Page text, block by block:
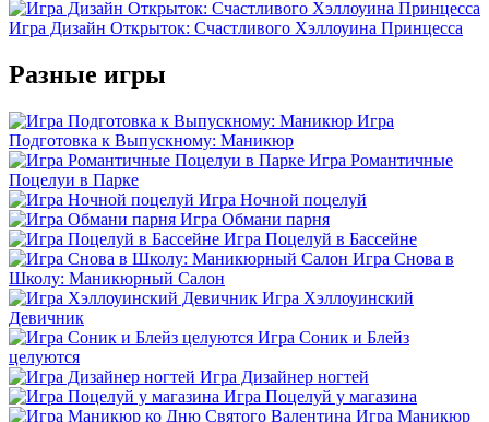
Игра Дизайн Открыток: Счастливого Хэллоуина Принцесса
Разные игры
Игра
Подготовка к Выпускному: Маникюр
Игра Романтичные
Поцелуи в Парке
Игра Ночной поцелуй
Игра Обмани парня
Игра Поцелуй в Бассейне
Игра Снова в
Школу: Маникюрный Салон
Игра Хэллоуинский
Девичник
Игра Соник и Блейз
целуются
Игра Дизайнер ногтей
Игра Поцелуй у магазина
Игра Маникюр